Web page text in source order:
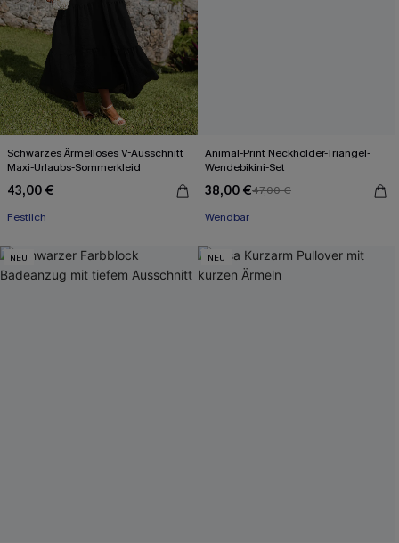
Schwarzes Ärmelloses V-Ausschnitt
Maxi-Urlaubs-Sommerkleid
43,00 €
Festlich
Animal-Print Neckholder-Triangel-
Wendebikini-Set
38,00 €47,00 €
Wendbar
NEU NEU